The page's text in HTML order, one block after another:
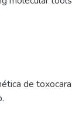
de toxocara